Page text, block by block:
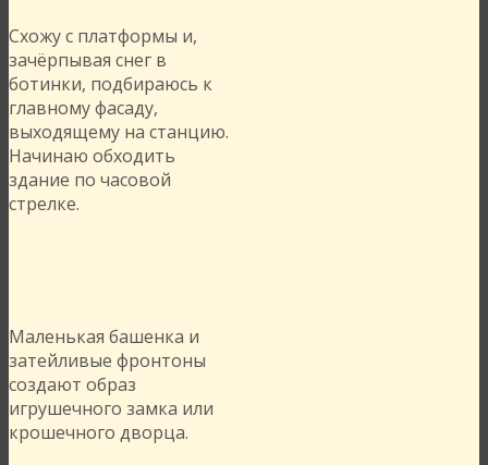
Схожу с платформы и,
зачёрпывая снег в
ботинки, подбираюсь к
главному фасаду,
выходящему на станцию.
Начинаю обходить
здание по часовой
стрелке.
Маленькая башенка и
затейливые фронтоны
создают образ
игрушечного замка или
крошечного дворца.